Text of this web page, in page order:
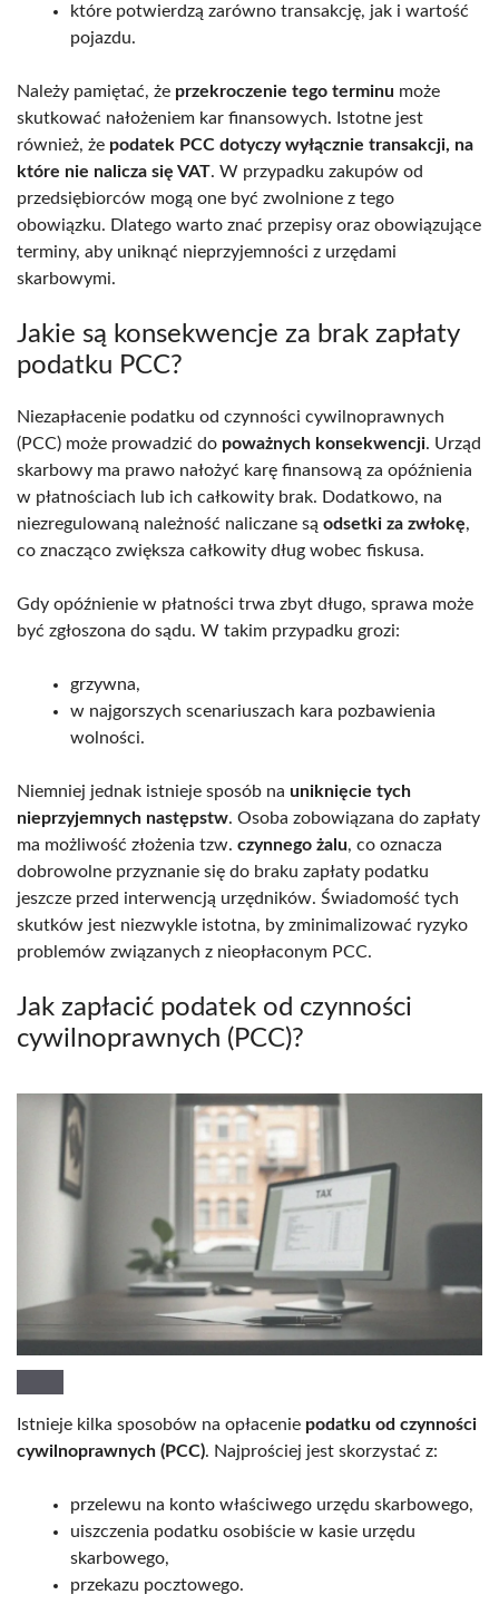
które potwierdzą zarówno transakcję, jak i wartość
pojazdu.
Należy pamiętać, że przekroczenie tego terminu może
skutkować nałożeniem kar finansowych. Istotne jest
również, że podatek PCC dotyczy wyłącznie transakcji, na
które nie nalicza się VAT. W przypadku zakupów od
przedsiębiorców mogą one być zwolnione z tego
obowiązku. Dlatego warto znać przepisy oraz obowiązujące
terminy, aby uniknąć nieprzyjemności z urzędami
skarbowymi.
Jakie są konsekwencje za brak zapłaty
podatku PCC?
Niezapłacenie podatku od czynności cywilnoprawnych
(PCC) może prowadzić do poważnych konsekwencji. Urząd
skarbowy ma prawo nałożyć karę finansową za opóźnienia
w płatnościach lub ich całkowity brak. Dodatkowo, na
niezregulowaną należność naliczane są odsetki za zwłokę,
co znacząco zwiększa całkowity dług wobec fiskusa.
Gdy opóźnienie w płatności trwa zbyt długo, sprawa może
być zgłoszona do sądu. W takim przypadku grozi:
grzywna,
w najgorszych scenariuszach kara pozbawienia
wolności.
Niemniej jednak istnieje sposób na uniknięcie tych
nieprzyjemnych następstw. Osoba zobowiązana do zapłaty
ma możliwość złożenia tzw. czynnego żalu, co oznacza
dobrowolne przyznanie się do braku zapłaty podatku
jeszcze przed interwencją urzędników. Świadomość tych
skutków jest niezwykle istotna, by zminimalizować ryzyko
problemów związanych z nieopłaconym PCC.
Jak zapłacić podatek od czynności
cywilnoprawnych (PCC)?
Istnieje kilka sposobów na opłacenie podatku od czynności
cywilnoprawnych (PCC). Najprościej jest skorzystać z:
przelewu na konto właściwego urzędu skarbowego,
uiszczenia podatku osobiście w kasie urzędu
skarbowego,
przekazu pocztowego.